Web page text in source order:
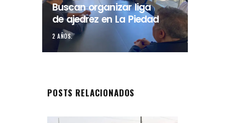
Buscan organizar liga
de ajedrez en La Piedad
2 AÑOS.
POSTS RELACIONADOS